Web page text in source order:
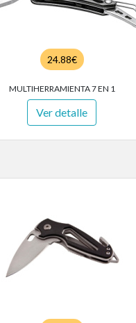
24.88€
MULTIHERRAMIENTA 7 EN 1
Ver detalle